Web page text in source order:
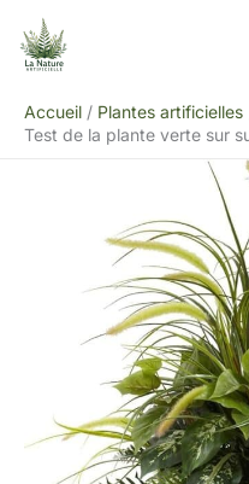
contenu
Accueil
Plantes artificielles
Test de la plante verte sur
e
h